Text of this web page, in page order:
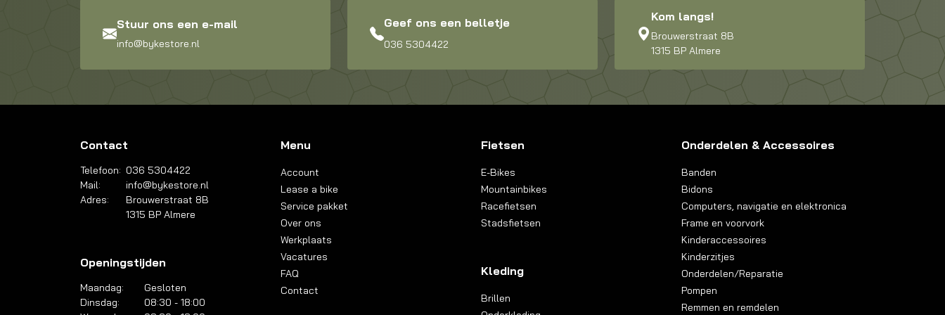
Stuur ons een e-mail
info@bykestore.nl
Geef ons een belletje
036 5304422
Kom langs!
Brouwerstraat 8B
1315 BP Almere
Contact
Telefoon: 036 5304422
Mail:
info@bykestore.nl
Adres:
Brouwerstraat 8B
1315 BP Almere
Openingstijden
Maandag:
Gesloten
Dinsdag:
08:30 - 18:00
Menu
Account
Lease a bike
Service pakket
Over ons
Werkplaats
Vacatures
FAQ
Contact
Fietsen
E-Bikes
Mountainbikes
Racefietsen
Stadsfietsen
Kleding
Brillen
Onderdelen & Accessoires
Banden
Bidons
Computers, navigatie en elektronica
Frame en voorvork
Kinderaccessoires
Kinderzitjes
Onderdelen/Reparatie
Pompen
Remmen en remdelen